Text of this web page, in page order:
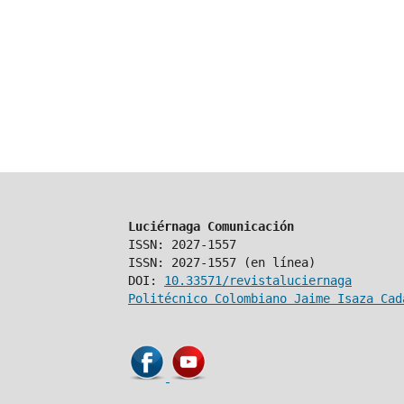
Luciérnaga Comunicación
ISSN: 2027-1557
ISSN: 2027-1557 (en línea)
DOI: 10.33571/revistaluciernaga
Politécnico Colombiano Jaime Isaza